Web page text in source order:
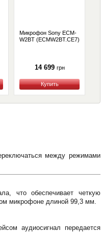
Микрофон Sony ECM-
W2BT (ECMW2BT.CE7)
14 699 грн
Купить
между режимами
что обеспечивает четкую
микрофоне длиной 99,3 мм.
аудиосигнал передается